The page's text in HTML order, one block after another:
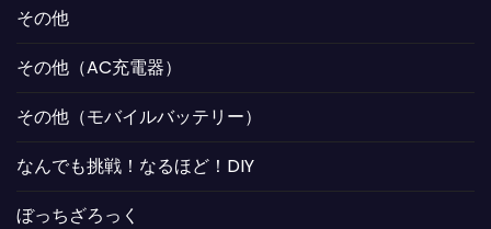
その他
その他（AC充電器）
その他（モバイルバッテリー）
なんでも挑戦！なるほど！DIY
ぼっちざろっく